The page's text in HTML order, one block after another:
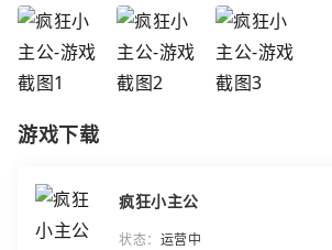
游戏下载
疯狂小主公
状态： 运营中